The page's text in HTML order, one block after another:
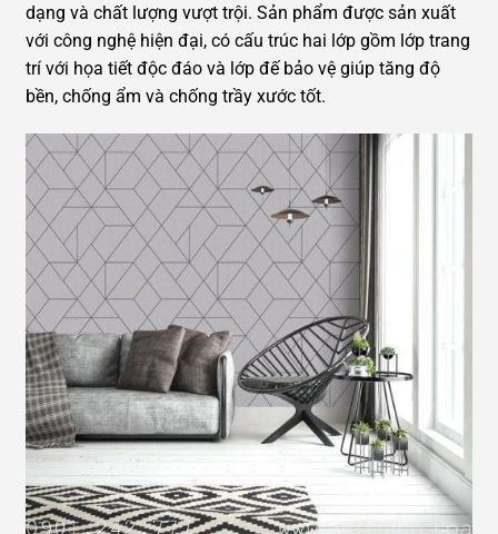
dạng và chất lượng vượt trội. Sản phẩm được sản xuất
với công nghệ hiện đại, có cấu trúc hai lớp gồm lớp trang
trí với họa tiết độc đáo và lớp đế bảo vệ giúp tăng độ
bền, chống ẩm và chống trầy xước tốt.